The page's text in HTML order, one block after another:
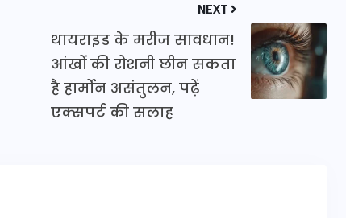
NEXT
थायराइड के मरीज सावधान!
आंखों की रोशनी छीन सकता
है हार्मोन असंतुलन, पढ़ें
एक्सपर्ट की सलाह